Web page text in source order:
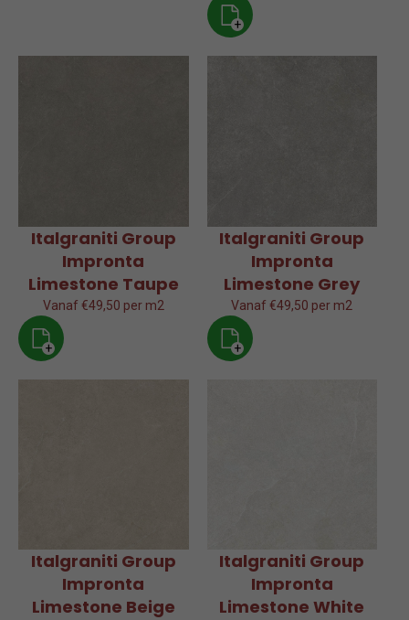
+
Italgraniti Group
Impronta
Limestone Taupe
Vanaf €49,50 per m2
+
Italgraniti Group
Impronta
Limestone Grey
Vanaf €49,50 per m2
+
Italgraniti Group
Impronta
Limestone Beige
Italgraniti Group
Impronta
Limestone White